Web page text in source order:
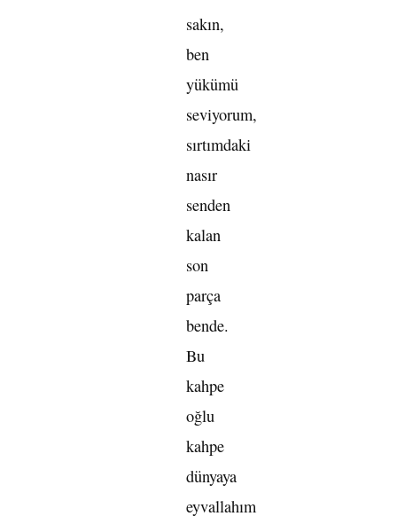
sakın,
ben
yükümü
seviyorum,
sırtımdaki
nasır
senden
kalan
son
parça
bende.
Bu
kahpe
oğlu
kahpe
dünyaya
eyvallahım